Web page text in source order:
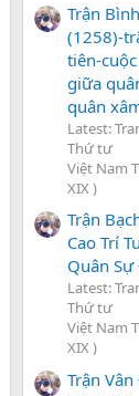
Trận
(1258)-
tiên-
giữa
quân
Latest:
Thứ tư
Việt Nam
XIX )
Trận
Cao Trí
Quân
Latest:
Thứ tư
Việt Nam
XIX )
Trận